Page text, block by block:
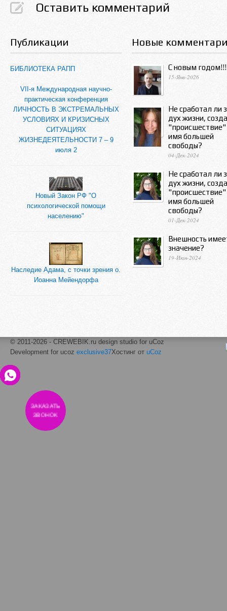
Оставить комментарий
Публикации
БИБЛИОТЕКА РАПП
VII-я Международная научно-
практическая конференция
ЛИЧНОСТЬ В ЭКСТРЕМАЛЬНЫХ
УСЛОВИЯХ И КРИЗИСНЫХ
СИТУАЦИЯХ
ЖИЗНЕДЕЯТЕЛЬНОСТИ 7 – 9
июля 2
Новый Закон РФ "О
психологической помощи
населению"
Наследие Адама, с точки зрения о.
Иоанна Мейендорфа
Новые
С новым годом!!!
15-Янв-2026
Не сработал ли
дух жизни,
"происшествие"
имя большей
свободы?
04-Дек-2024
Не сработал ли
дух жизни,
"происшествие"
имя большей
свободы?
01-Дек-2024
Внешность
значение?
19-Июн-2024
© 2011-2026 - CREWEBIK.ru design studio for uCoz
Development for ucoz exclusive37Хостинг от uCoz